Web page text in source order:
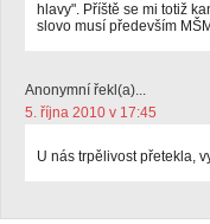
hlavy". Příště se mi totiž
slovo musí především
Anonymní řekl(a)...
5. října 2010 v 17:45
U nás trpělivost přetekla,